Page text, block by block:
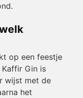
op een feestje
Gin is
wijst met de
het